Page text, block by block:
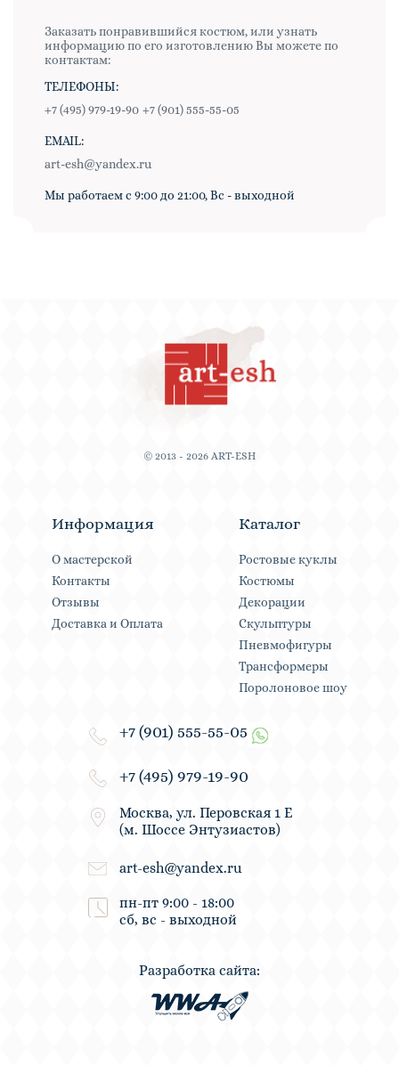
Заказать понравившийся костюм, или узнать
информацию по его изготовлению Вы можете по
контактам:
ТЕЛЕФОНЫ:
+7 (495) 979-19-90 +7 (901) 555-55-05
EMAIL:
art-esh@yandex.ru
Мы работаем с 9:00 до 21:00, Вс - выходной
© 2013 - 2026 ART-ESH
Информация
О мастерской
Контакты
Отзывы
Доставка и Оплата
Каталог
Ростовые куклы
Костюмы
Декорации
Скульптуры
Пневмофигуры
Трансформеры
Поролоновое шоу
+7 (901) 555-55-05
+7 (495) 979-19-90
Москва, ул. Перовская 1 Е
(м. Шоссе Энтузиастов)
art-esh@yandex.ru
пн-пт 9:00 - 18:00
сб, вс - выходной
Разработка сайта: